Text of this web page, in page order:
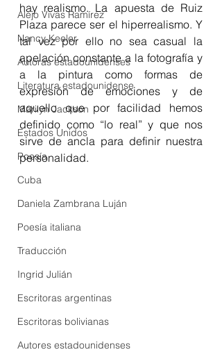
Alejo Vivas Ramírez
Nancy Keeler
Autoras estadounidenses
Literatura estadounidense
Marilyn Jackson
Estados Unidos
Poesía
Cuba
Daniela Zambrana Luján
Poesía italiana
Traducción
Ingrid Julián
Escritoras argentinas
Escritoras bolivianas
Autores estadounidenses
hay realismo. La apuesta de Ruiz
Plaza parece ser el hiperrealismo. Y
tal vez por ello no sea casual la
apelación constante a la fotografía y
a la pintura como formas de
expresión de emociones y de
aquello que por facilidad hemos
definido como “lo real” y que nos
sirve de ancla para definir nuestra
personalidad.